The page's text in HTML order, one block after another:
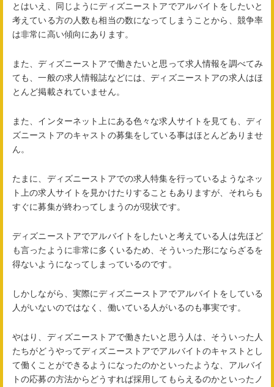
とはいえ、同じようにディズニーストアでアルバイトをしたいと
考えている方の人数も相当の数になってしまうことから、競争率
は非常に高い傾向にあります。
また、ディズニーストアで働きたいと思って求人情報を調べてみ
ても、一般の求人情報誌などには、ディズニーストアの求人はほ
とんど掲載されていません。
また、インターネット上にある色々な求人サイトを見ても、ディ
ズニーストアのキャストの募集をしている事はほとんどありませ
ん。
たまに、ディズニーストアでの求人特集を行っているようなネッ
ト上の求人サイトを見かけたりすることもありますが、それらも
すぐに募集が終わってしまうのが現状です。
ディズニーストアでアルバイトをしたいと考えている人は先ほど
も言ったように非常に多くいるため、そういった形にならざるを
得ないようになってしまっているのです。
しかしながら、実際にディズニーストアでアルバイトをしている
人がいないのではなく、働いている人がいるのも事実です。
やはり、ディズニーストアで働きたいと思う人は、そういった人
たちがどうやってディズニーストアでアルバイトのキャストとし
て働くことができるようになったのかといったような、アルバイ
トの応募の方法からどうすれば採用してもらえるのかといったノ